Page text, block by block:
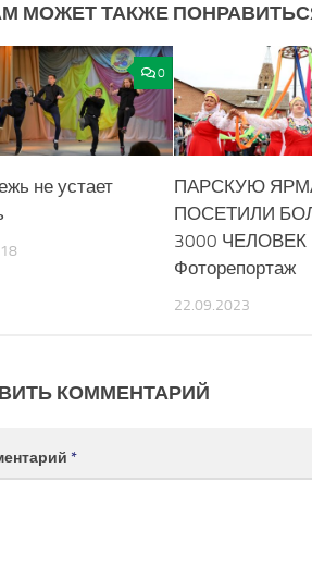
МОЖЕТ ТАКЖЕ
0
не устает
ПАРСКУЮ
ПОСЕТИЛИ
3000
Фоторепортаж
22.09.2023
КОММЕНТАРИЙ
*